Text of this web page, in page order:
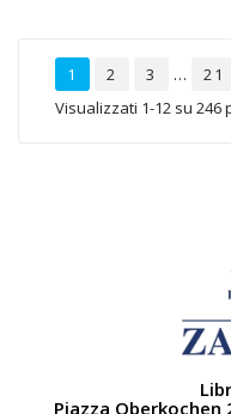
1 2 3 … 21
Visualizzati 1-12 su 246
Piazza Oberkochen